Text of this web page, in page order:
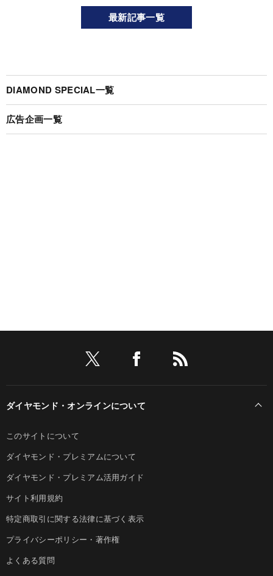
最新記事一覧
DIAMOND SPECIAL一覧
広告企画一覧
ダイヤモンド・オンラインについて
このサイトについて
ダイヤモンド・プレミアムについて
ダイヤモンド・プレミアム活用ガイド
サイト利用規約
特定商取引に関する法律に基づく表示
プライバシーポリシー・著作権
よくある質問